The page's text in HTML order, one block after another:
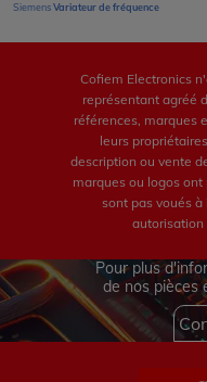
SiemensVariateur de fréquence
Cofiem Electronics
représentant agréé
références, marques
leurs
description ou vente
marques ou logos
sont pas voués
autorisation
Pour plus
de nos pièces